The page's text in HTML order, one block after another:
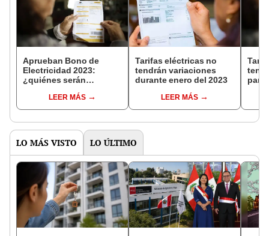
Aprueban Bono de
Electricidad 2023:
¿quiénes serán
recibirán y cómo
funciona?
LEER MÁS
Tarifas eléctricas no
tendrán variaciones
durante enero del 2023
LEER MÁS
LO MÁS VISTO LO ÚLTIMO